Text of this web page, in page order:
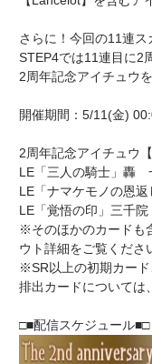
さらに！今回の11連ス
STEP4では11連目に2
2周年記念アイチュウ
開催期間：5/11(金)
2周年記念アイチュウ
LE「三人の騎士」轟
LE「ナマケモノの恩
LE「覚悟の印」三千
※そのほかのカードも
ウト詳細をご覧くださ
※SR以上の初期カー
排出カードについては
□■配信スケジュール■□